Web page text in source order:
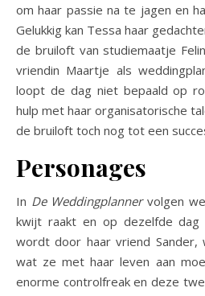
om haar passie na te jagen en
Gelukkig kan Tessa haar
de bruiloft van studiemaatje
vriendin Maartje als
loopt de dag niet bepaald op
hulp met haar organisatorische
de bruiloft toch nog tot een
Personages
In De Weddingplannervolgen we
kwijt raakt en op dezelfde
wordt door haar vriend
wat ze met haar leven aan
enorme controlfreak en deze